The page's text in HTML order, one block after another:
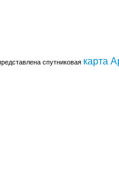
спутниковая карта